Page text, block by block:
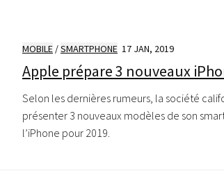
MOBILE /SMARTPHONE 17 JAN, 2019
Apple prépare 3 nouveaux
Selon les dernières rumeurs, la société
présenter 3 nouveaux modèles de son
l’iPhone pour 2019.